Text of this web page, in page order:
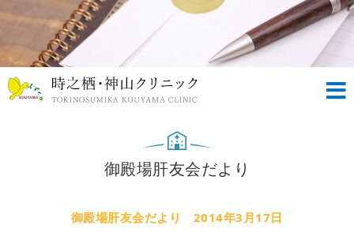
御殿場肝友会だより
御殿場肝友会だより 2014年3月17日